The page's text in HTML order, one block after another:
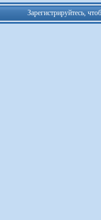
Зарегистрируйтесь,